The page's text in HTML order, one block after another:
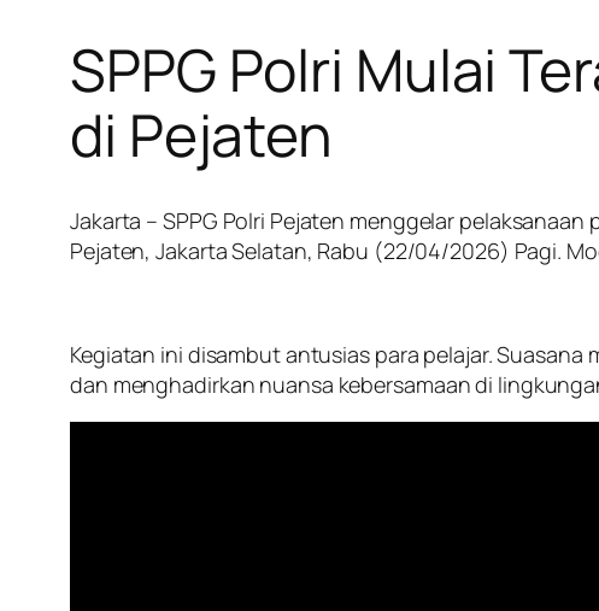
SPPG Polri Mulai
di Pejaten
Jakarta – SPPG Polri Pejaten menggelar
Pejaten, Jakarta Selatan, Rabu (22/04/2026) Pagi.
Kegiatan ini disambut antusias para pelajar.
dan menghadirkan nuansa kebersamaan di